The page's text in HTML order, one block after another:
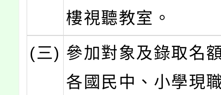
樓視聽教室。
(三) 參加對象及錄取名
各國民中、小學現